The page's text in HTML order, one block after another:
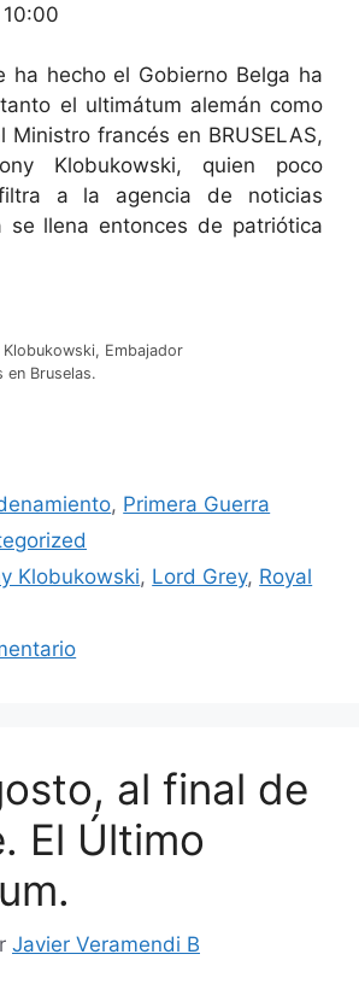
ha hecho el Gobierno Belga ha
el ultimátum alemán como
Ministro francés en BRUSELAS,
Klobukowski, quien poco
a la agencia de noticias
se llena entonces de patriótica
Embajador
en Bruselas.
, Primera Guerra
Klobukowski, Lord Grey, Royal
al final de
El Último
Javier Veramendi B